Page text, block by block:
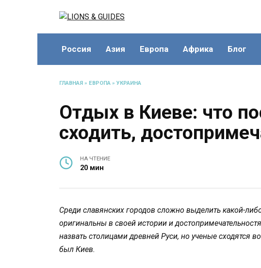
Россия Азия Европа Африка Блог
ГЛАВНАЯ » ЕВРОПА » УКРАИНА
Отдых в Киеве: что
сходить,
НА ЧТЕНИЕ
20 мин
Среди славянских городов сложно выделить какой-
оригинальны в своей истории и
назвать столицами древней Руси, но ученые сходятся
был Киев.